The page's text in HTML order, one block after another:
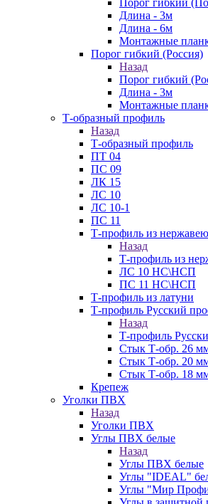
Порог гибкий
Длина - 3м
Длина - 6м
Монтажные
Порог гибкий (Россия)
Назад
Порог гибкий
Длина - 3м
Монтажные
Т-образный профиль
Назад
Т-образный профиль
ПТ 04
ПС 09
ЛК 15
ЛС 10
ЛС 10-1
ПС 11
Т-профиль из
Назад
Т-профиль из
ЛС 10 НС\НСП
ПС 11 НС\НСП
Т-профиль из латуни
Т-профиль Русский
Назад
Т-профиль
Стык Т-обр. 26
Стык Т-обр. 20
Стык Т-обр. 18
Крепеж
Уголки ПВХ
Назад
Уголки ПВХ
Углы ПВХ белые
Назад
Углы ПВХ белые
Углы "IDEAL"
Углы "Мир